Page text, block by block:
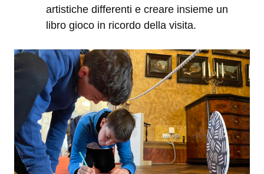
artistiche differenti e creare insieme un
libro gioco in ricordo della visita.